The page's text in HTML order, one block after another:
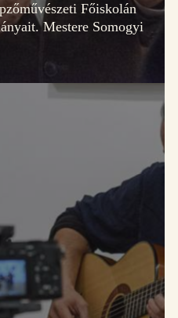
Főiskolán
Mestere Somogyi